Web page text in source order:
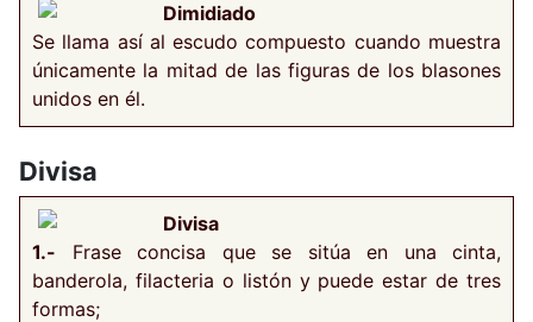
Dimidiado
Se llama así al escudo compuesto cuando muestra
únicamente la mitad de las figuras de los blasones
unidos en él.
Divisa
Divisa
1.- Frase concisa que se sitúa en una cinta,
banderola, filacteria o listón y puede estar de tres
formas;